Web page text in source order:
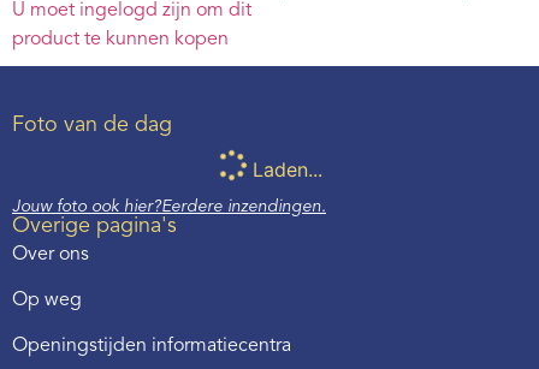
U moet ingelogd zijn om dit
product te kunnen kopen
Foto van de dag
Laden...
Jouw foto ook hier?Eerdere inzendingen.
Overige pagina's
Over ons
Op weg
Openingstijden informatiecentra